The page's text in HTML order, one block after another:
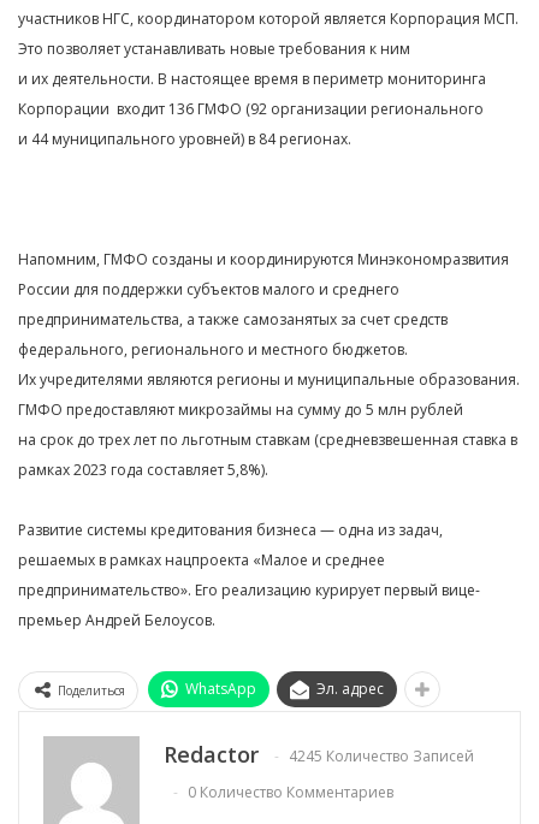
участников НГС, координатором которой является Корпорация МСП.
Это позволяет устанавливать новые требования к ним
и их деятельности. В настоящее время в периметр мониторинга
Корпорации входит 136 ГМФО (92 организации регионального
и 44 муниципального уровней) в 84 регионах.
Напомним, ГМФО созданы и координируются Минэкономразвития
России для поддержки субъектов малого и среднего
предпринимательства, а также самозанятых за счет средств
федерального, регионального и местного бюджетов.
Их учредителями являются регионы и муниципальные образования.
ГМФО предоставляют микрозаймы на сумму до 5 млн рублей
на срок до трех лет по льготным ставкам (средневзвешенная ставка в
рамках 2023 года составляет 5,8%).
Развитие системы кредитования бизнеса — одна из задач,
решаемых в рамках нацпроекта «Малое и среднее
предпринимательство». Его реализацию курирует первый вице-
премьер Андрей Белоусов.
Поделиться WhatsApp Эл. адрес
Redactor
4245 Количество Записей
0 Количество Комментариев